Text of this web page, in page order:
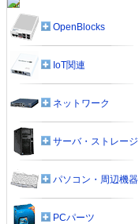
OpenBlocks
IoT関連
ネットワーク
サーバ・ストレージ
パソコン・周辺機器
PCパーツ